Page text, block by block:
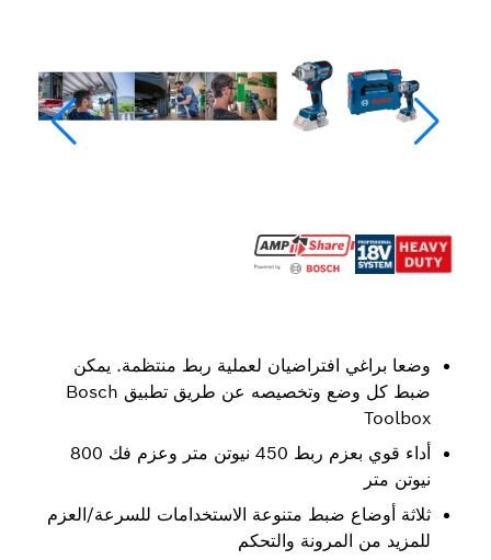
وضعا براغي افتراضيان لعملية ربط منتظمة. يمكن
ضبط كل وضع وتخصيصه عن طريق تطبيق Bosch
Toolbox‏
أداء قوي بعزم ربط 450 نيوتن متر وعزم فك 800
نيوتن متر
ثلاثة أوضاع ضبط متنوعة الاستخدامات للسرعة/العزم
للمزيد من المرونة والتحكم